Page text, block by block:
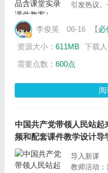
引发热议。
动车后座跌
李俊英 06-16 【必
资源大小： 611MB 下载人
需要点数： 600点
中国共产党带领人民站
频和配套课件教学设计导
导入新课
教师活动